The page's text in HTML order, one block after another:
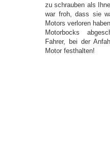
zu schrauben als
war froh, dass sie
Motors verloren
Motorbocks
Fahrer, bei der
Motor festhalten!